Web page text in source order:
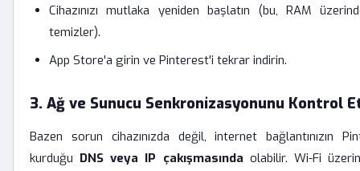
Cihazınızı mutlaka yeniden başlatın (bu, RAM
temizler).
App Store'a girin ve Pinterest'i tekrar indirin.
3. Ağ ve Sunucu Senkronizasyonunu Kontrol
Bazen sorun cihazınızda değil, internet bağlantınızın
kurduğu DNS veya IP çakışmasında olabilir. Wi-Fi